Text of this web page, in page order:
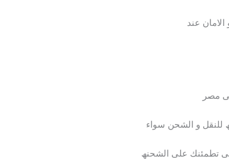
عند
مصر
للنقل و الشحن سواء
تطمئنك على الشحنھ